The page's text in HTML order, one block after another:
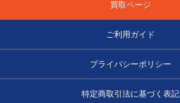
買取ページ
ご利用ガイド
プライバシーポリシー
特定商取引法に基づく表記